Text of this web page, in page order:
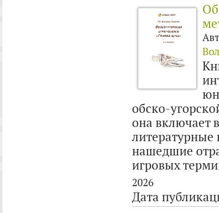
обско-
она включает
нашедшие
игровых
2026
Дата